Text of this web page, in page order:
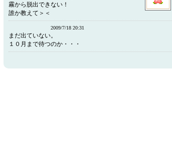
霧から脱出できない！
誰か教えて＞＜
2009/7/18 20:31
まだ出ていない。
１０月まで待つのか・・・